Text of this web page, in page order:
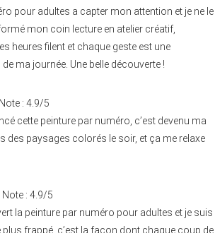
pour adultes a capter mon attention et je ne le
mon coin lecture en atelier créatif,
heures filent et chaque geste est une
ma journée. Une belle découverte !
Note : 4.9/5
cette peinture par numéro, c’est devenu ma
des paysages colorés le soir, et ça me relaxe
Note : 4.9/5
la peinture par numéro pour adultes et je suis
plus frappé, c’est la façon dont chaque coup de